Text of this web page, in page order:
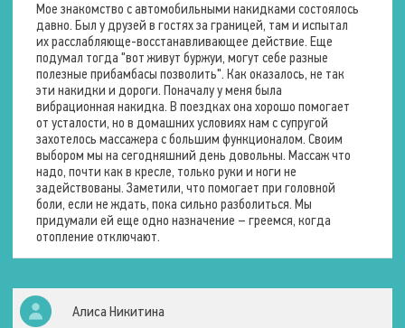
Вес
Брутто (с упаковкой) 12 кг.
Роликовый массаж
Зоны воздействия
Плечи
Шея
Спина
Поясница
Количество массажных
головок
Тип проработки
Мое знакомство с автомобильными накидками состоялось
давно. Был у друзей в гостях за границей, там и испытал
их расслабляюще-восстанавливающее действие. Еще
подумал тогда "вот живут буржуи, могут себе разные
полезные прибамбасы позволить". Как оказалось, не так
эти накидки и дороги. Поначалу у меня была
вибрационная накидка. В поездках она хорошо помогает
от усталости, но в домашних условиях нам с супругой
захотелось массажера с большим функционалом. Своим
выбором мы на сегодняшний день довольны. Массаж что
надо, почти как в кресле, только руки и ноги не
задействованы. Заметили, что помогает при головной
боли, если не ждать, пока сильно разболиться. Мы
придумали ей еще одно назначение – греемся, когда
отопление отключают.
Алиса Никитина